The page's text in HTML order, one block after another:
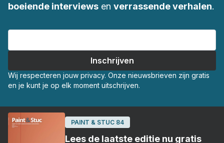
boeiende interviews en verrassende verhalen.
Wij respecteren jouw privacy. Onze nieuwsbrieven zijn gratis
en je kunt je op elk moment uitschrijven.
PAINT & STUC 84
Lees de laatste editie nu gratis